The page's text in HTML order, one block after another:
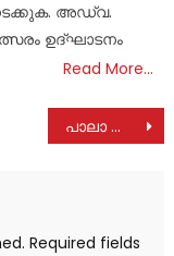
അഡ്വ.
ഉദ്ഘാടനം
Read More…
പാലാ ഡിപ്പോയുടെ കൊന്നക്കാട്, പാണത്തൂർ സർവ്വീസ് കർ ഇനി എല്ലാ ദിവസവും ഓടേണ്ടെന്ന് മാനേജ്മെൻ്റ് ; മറ്റ് സർവീസ് ലോബികൾക്കായുള്ള ഒത്തുകളിയെന്ന് പാസഞ്ചേഴ് അസോസിയേഷൻ
Required fields